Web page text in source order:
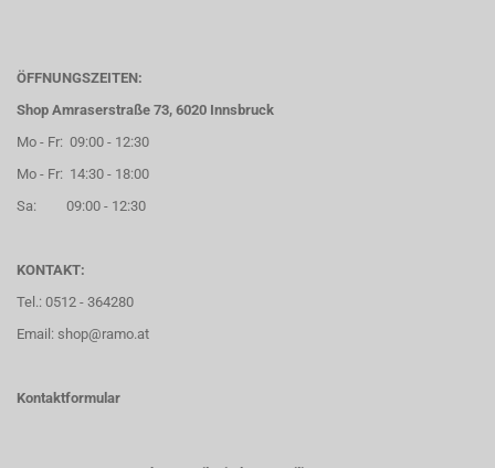
ÖFFNUNGSZEITEN:
Shop Amraserstraße 73, 6020 Innsbruck
Mo - Fr: 09:00 - 12:30
Mo - Fr: 14:30 - 18:00
Sa: 09:00 - 12:30
KONTAKT:
Tel.: 0512 - 364280
Email: shop@ramo.at
Kontaktformular